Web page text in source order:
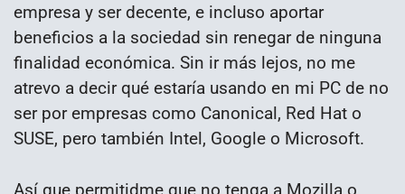
empresa y ser decente, e incluso aportar
beneficios a la sociedad sin renegar de ninguna
finalidad económica. Sin ir más lejos, no me
atrevo a decir qué estaría usando en mi PC de no
ser por empresas como Canonical, Red Hat o
SUSE, pero también Intel, Google o Microsoft.